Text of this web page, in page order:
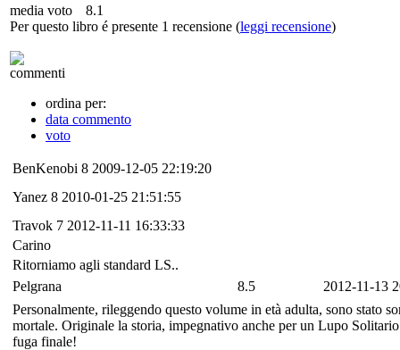
media voto
8.1
Per questo libro é presente 1 recensione (leggi recensione)
commenti
ordina per:
data commento
voto
BenKenobi 8 2009-12-05 22:19:20
Yanez 8 2010-01-25 21:51:55
Travok 7 2012-11-11 16:33:33
Carino
Ritorniamo agli standard LS..
Pelgrana
8.5
2012-11-13
Personalmente, rileggendo questo volume in età adulta, sono stato
mortale. Originale la storia, impegnativo anche per un Lupo
fuga finale!